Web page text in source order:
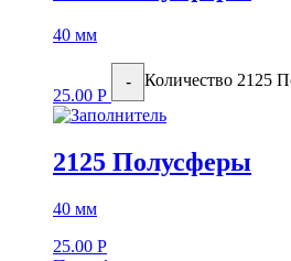
40 мм
25.00 Р
- Количество 2125
2125 Полусферы
40 мм
25.00 Р